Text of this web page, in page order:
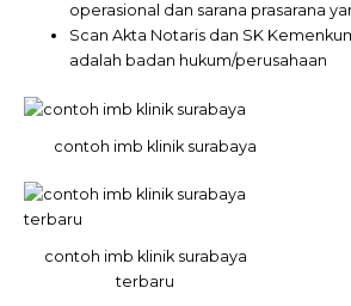
operasional dan sarana prasarana
Scan Akta Notaris dan SK
adalah badan hukum/perusahaan
contoh imb klinik surabaya
contoh imb klinik surabaya
terbaru